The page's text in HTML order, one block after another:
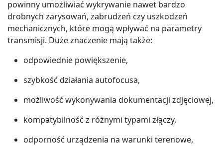
powinny umożliwiać wykrywanie nawet bardzo
drobnych zarysowań, zabrudzeń czy uszkodzeń
mechanicznych, które mogą wpływać na parametry
transmisji. Duże znaczenie mają także:
odpowiednie powiększenie,
szybkość działania autofocusa,
możliwość wykonywania dokumentacji zdjęciowej,
kompatybilność z różnymi typami złączy,
odporność urządzenia na warunki terenowe,